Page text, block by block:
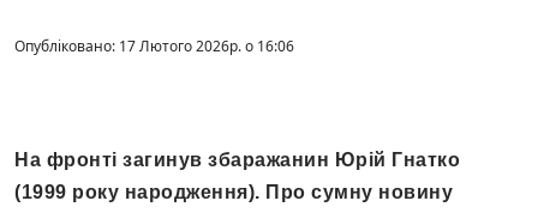
Опубліковано: 17 Лютого 2026р. о 16:06
На фронті загинув збаражанин Юрій Гнатко
(1999 року народження). Про сумну новину